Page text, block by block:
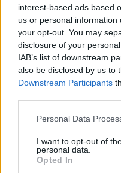
interest-based ads based
us or personal
your opt-out. You may
disclosure of your
IAB’s list of downstream
also be disclosed by us to
Downstream Participants
Please note that this
not limited to your visit or
grant or deny consent to
use your data for below
Personal Data
I want to opt-out of
personal data.
Opted In
21 ΙΟΥΛ 2026